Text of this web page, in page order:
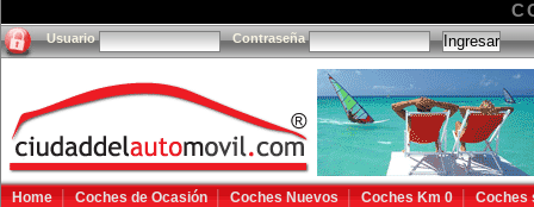
Usuario Contraseña
Home Coches de Ocasión Coches Nuevos Coches Km 0 Coches